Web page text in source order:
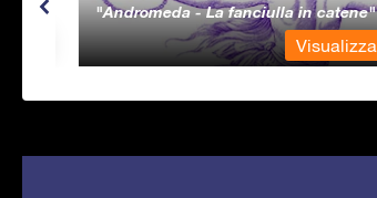
Andromeda - La fanciulla in catene
Visualizza